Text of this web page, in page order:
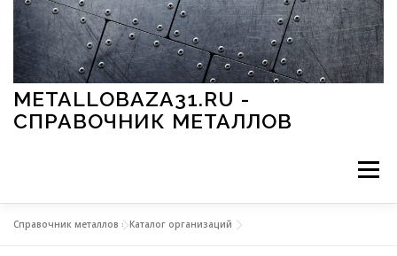
Перейти к содержимому
METALLOBAZA31.RU -
СПРАВОЧНИК МЕТАЛЛОВ
Меню
Справочник металлов »Каталог организаций